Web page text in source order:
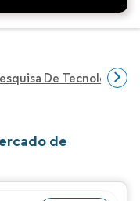
De Tecnologia,
de